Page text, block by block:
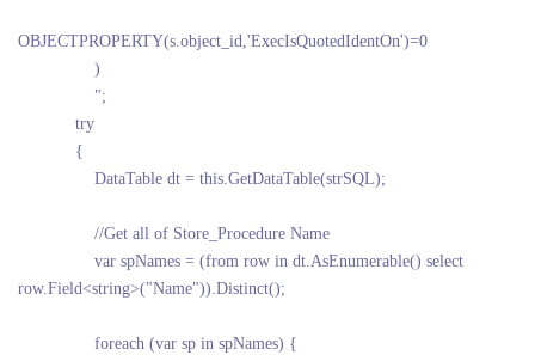
OBJECTPROPERTY(s.object_id,'ExecIsQuotedIdentOn')=0
)
";
try
{
DataTable dt = this.GetDataTable(strSQL);
//Get all of Store_Procedure Name
var spNames = (from row in dt.AsEnumerable() select
row.Field<string>("Name")).Distinct();
foreach (var sp in spNames) {